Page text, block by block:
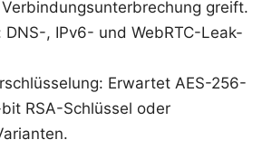
greift.
DNS-, IPv6- und WebRTC-Leak-
Erwartet AES-256-
RSA-Schlüssel oder